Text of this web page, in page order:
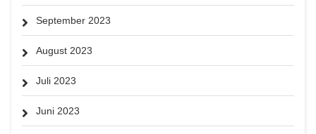
September 2023
August 2023
Juli 2023
Juni 2023